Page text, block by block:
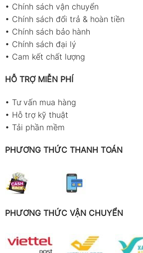
• Chính sách vận chuyển
• Chính sách đổi trả & hoàn tiền
• Chính sách bảo hành
• Chính sách đại lý
• Cam kết chất lượng
HỖ TRỢ MIỄN PHÍ
• Tư vấn mua hàng
• Hỗ trợ kỹ thuật
• Tải phần mềm
PHƯƠNG THỨC THANH TOÁN
PHƯƠNG THỨC VẬN CHUYỂN